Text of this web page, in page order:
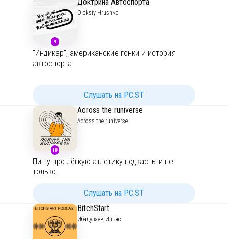
страва strava спорт
9
Oleksiy Hrushko
"Индикар", американские гонки и история
автоспорта
"Все едут в Милуоки после Индианаполиса"
https://t.me/IndyCarHistory
Слушать на PC.ST
10
Across the runiverse
Across the runiverse
Пишу про лёгкую атлетику подкасты и не
только.
Слушать на PC.ST
BitchStart
Ибадулаев Ильяс